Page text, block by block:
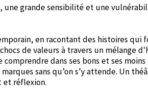
une grande sensibilité et une
en racontant des histoires qui
de valeurs à travers un mélange
dans ses bons et ses moins
sans qu’on s’y attende. Un
et réflexion.